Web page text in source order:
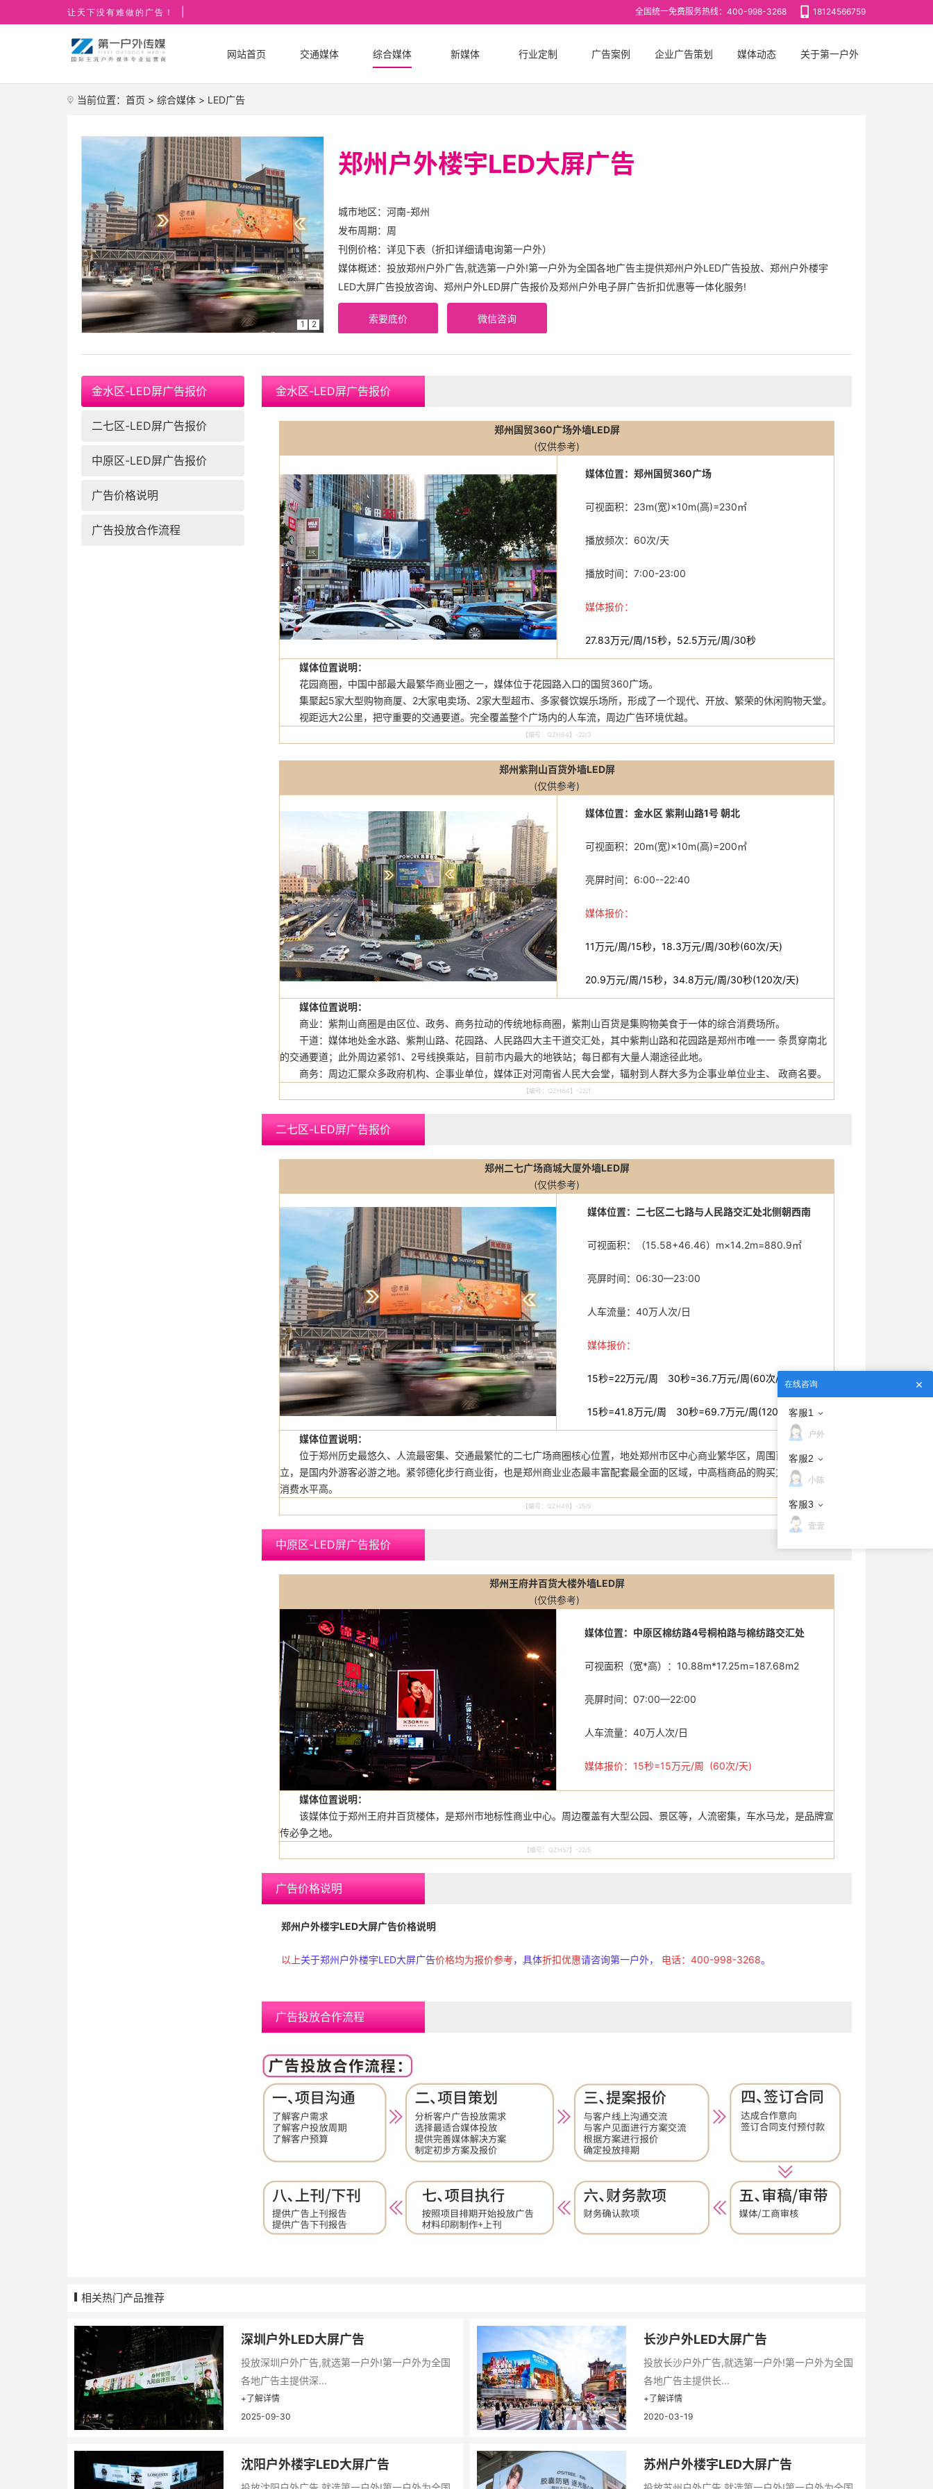
让天下没有难做的广告！ 全国统一免费服务热线：400-998-3268 18124566759
网站首页 交通媒体 综合媒体 新媒体 行业定制 广告案例 企业广告策划 媒体动态 关于第一户外
当前位置： 首页 > 综合媒体 > LED广告
1 2
郑州户外楼宇LED大屏广告
城市地区：河南-郑州
发布周期：周
刊例价格：详见下表（折扣详细请电询第一户外）
媒体概述：投放郑州户外广告,就选第一户外!第一户外为全国各地广告主提供郑州户外LED广告投放、郑州户外楼宇
LED大屏广告投放咨询、郑州户外LED屏广告报价及郑州户外电子屏广告折扣优惠等一体化服务!
索要底价 微信咨询
金水区-LED屏广告报价
二七区-LED屏广告报价
中原区-LED屏广告报价
广告价格说明
广告投放合作流程
金水区-LED屏广告报价
郑州国贸360广场外墙LED屏
(仅供参考)
媒体位置：郑州国贸360广场
可视面积：23m(宽)×10m(高)=230㎡
播放频次：60次/天
播放时间：7:00-23:00
媒体报价：
27.83万元/周/15秒，52.5万元/周/30秒
媒体位置说明：
花园商圈，中国中部最大最繁华商业圈之一，媒体位于花园路入口的国贸360广场。
集聚起5家大型购物商厦、2大家电卖场、2家大型超市、多家餐饮娱乐场所，形成了一个现代、开放、繁荣的休闲购物天堂。
视距远大2公里，把守重要的交通要道。完全覆盖整个广场内的人车流，周边广告环境优越。
【编号：QZH64】-22/3
郑州紫荆山百货外墙LED屏
(仅供参考)
媒体位置：金水区 紫荆山路1号 朝北
可视面积：20m(宽)×10m(高)=200㎡
亮屏时间：6:00--22:40
媒体报价：
11万元/周/15秒，18.3万元/周/30秒(60次/天)
20.9万元/周/15秒，34.8万元/周/30秒(120次/天)
媒体位置说明：
商业：紫荆山商圈是由区位、政务、商务拉动的传统地标商圈，紫荆山百货是集购物美食于一体的综合消费场所。
干道：媒体地处金水路、紫荆山路、花园路、人民路四大主干道交汇处，其中紫荆山路和花园路是郑州市唯一一 条贯穿南北
的交通要道；此外周边紧邻1、2号线换乘站，目前市内最大的地铁站；每日都有大量人潮途径此地。
商务：周边汇聚众多政府机构、企事业单位，媒体正对河南省人民大会堂，辐射到人群大多为企事业单位业主、 政商名要。
【编号：QZH64】-22/1
二七区-LED屏广告报价
郑州二七广场商城大厦外墙LED屏
(仅供参考)
媒体位置：二七区二七路与人民路交汇处北侧朝西南
可视面积：（15.58+46.46）m×14.2m=880.9㎡
亮屏时间：06:30—23:00
人车流量：40万人次/日
媒体报价：
15秒=22万元/周 30秒=36.7万元/周(60次/天)
15秒=41.8万元/周 30秒=69.7万元/周(120次/天)
媒体位置说明：
位于郑州历史最悠久、人流最密集、交通最繁忙的二七广场商圈核心位置，地处郑州市区中心商业繁华区，周围百货商铺林
立，是国内外游客必游之地。紧邻德化步行商业街，也是郑州商业业态最丰富配套最全面的区域，中高档商品的购买力强大，顾客
消费水平高。
【编号：QZH49】-25/9
中原区-LED屏广告报价
郑州王府井百货大楼外墙LED屏
(仅供参考)
媒体位置：中原区棉纺路4号桐柏路与棉纺路交汇处
可视面积（宽*高）：10.88m*17.25m=187.68m2
亮屏时间：07:00—22:00
人车流量：40万人次/日
媒体报价： 15秒=15万元/周 (60次/天)
媒体位置说明：
该媒体位于郑州王府井百货楼体，是郑州市地标性商业中心。周边覆盖有大型公园、景区等，人流密集，车水马龙，是品牌宣
传必争之地。
【编号：QZH57】-22/5
广告价格说明
郑州户外楼宇LED大屏广告价格说明
以上关于郑州户外楼宇LED大屏广告价格均为报价参考，具体折扣优惠请咨询第一户外， 电话：400-998-3268。
广告投放合作流程
相关热门产品推荐
深圳户外LED大屏广告
投放深圳户外广告,就选第一户外!第一户外为全国
各地广告主提供深...
+了解详情
2025-09-30
长沙户外LED大屏广告
投放长沙户外广告,就选第一户外!第一户外为全国
各地广告主提供长...
+了解详情
2020-03-19
沈阳户外楼宇LED大屏广告 苏州户外楼宇LED大屏广告
在线咨询
客服1
户外
客服2
小陈
客服3
壹壹